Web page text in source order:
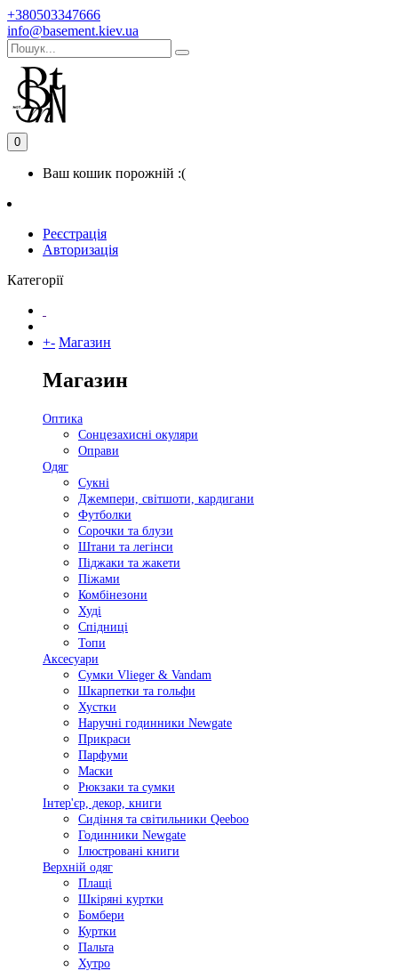
+380503347666
info@basement.kiev.ua
0
Ваш кошик порожній :(
Реєстрація
Авторизація
Категорії
+- Магазин
Магазин
Оптика
Сонцезахисні окуляри
Оправи
Одяг
Сукні
Джемпери, світшоти, кардигани
Футболки
Сорочки та блузи
Штани та легінси
Піджаки та жакети
Піжами
Комбінезони
Худі
Спідниці
Топи
Аксесуари
Сумки Vlieger & Vandam
Шкарпетки та гольфи
Хустки
Наручні годинники Newgate
Прикраси
Парфуми
Маски
Рюкзаки та сумки
Інтер'єр, декор, книги
Сидіння та світильники Qeeboo
Годинники Newgate
Ілюстровані книги
Верхній одяг
Плащі
Шкіряні куртки
Бомбери
Куртки
Пальта
Хутро